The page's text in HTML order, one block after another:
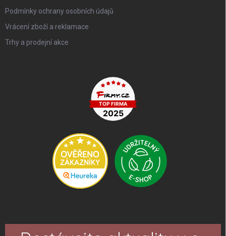
Podmínky ochrany osobních údajů
Vrácení zboží a reklamace
Trhy a prodejní akce